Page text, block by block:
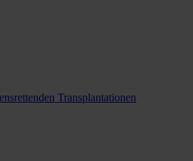
Transplantationen